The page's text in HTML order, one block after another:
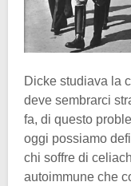
Dicke studiava la
deve sembrarci
fa, di questo
oggi possiamo
chi soffre di
autoimmune che